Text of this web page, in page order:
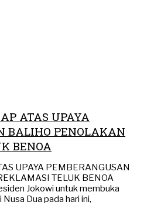
ATAS UPAYA
BALIHO PENOLAKAN
BENOA
UPAYA PEMBERANGUSAN
TELUK BENOA
Jokowi untuk membuka
Dua pada hari ini,